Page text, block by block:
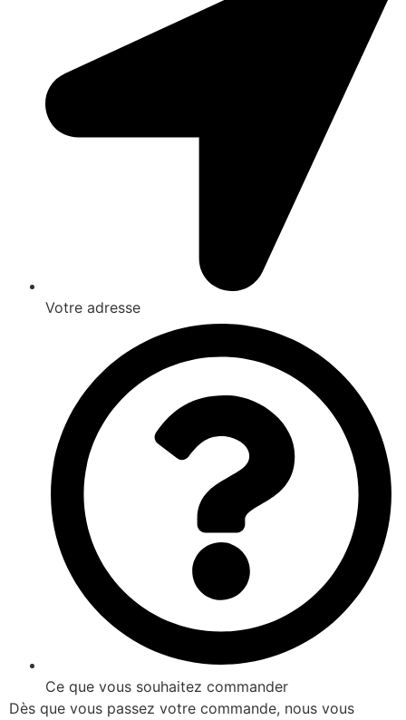
Votre adresse
Ce que vous souhaitez commander
Dès que vous passez votre commande, nous vous